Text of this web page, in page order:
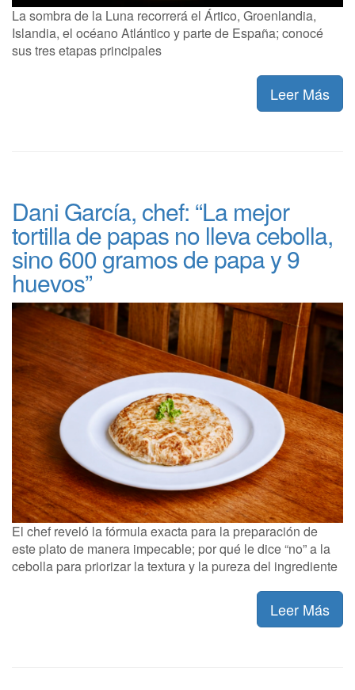
La sombra de la Luna recorrerá el Ártico, Groenlandia,
Islandia, el océano Atlántico y parte de España; conocé
sus tres etapas principales
Leer Más
Dani García, chef: “La mejor
tortilla de papas no lleva cebolla,
sino 600 gramos de papa y 9
huevos”
El chef reveló la fórmula exacta para la preparación de
este plato de manera impecable; por qué le dice “no” a la
cebolla para priorizar la textura y la pureza del ingrediente
Leer Más